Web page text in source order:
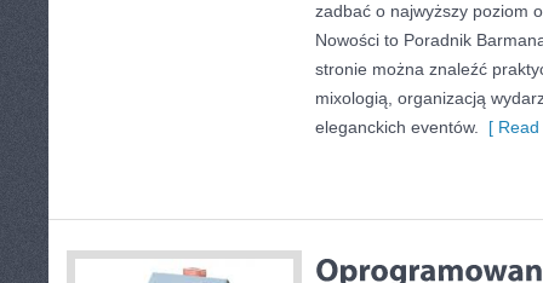
zadbać o najwyższy poziom
Nowości to Poradnik
stronie można znaleźć
mixologią, organizacją
eleganckich eventów.
[